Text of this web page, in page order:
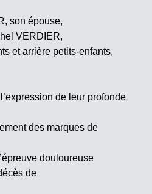
son épouse,
VERDIER,
et arrière petits-enfants,
de leur profonde
des marques de
douloureuse
de